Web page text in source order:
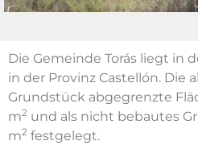
Die Gemeinde Torás liegt in
in der Provinz Castellón. Die
Grundstück abgegrenzte
m2 und als nicht bebautes
m2 festgelegt.